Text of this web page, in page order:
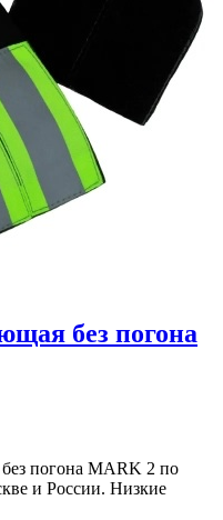
без погона
погона MARK 2 по
и России. Низкие